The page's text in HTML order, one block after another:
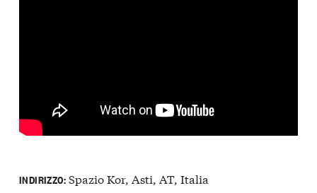
INDIRIZZO:Spazio Kor, Asti, AT, Italia